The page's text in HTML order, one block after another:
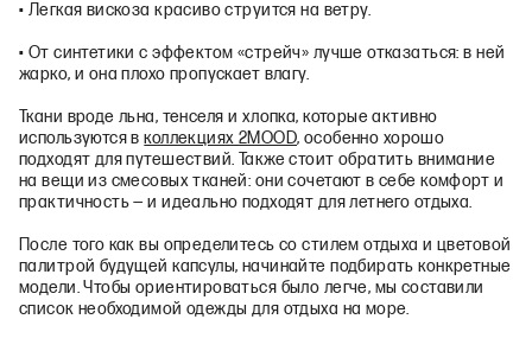
• Легкая вискоза красиво струится на ветру.
• От синтетики с эффектом «стрейч» лучше отказаться: в ней
жарко, и она плохо пропускает влагу.
Ткани вроде льна, тенселя и хлопка, которые активно
используются вколлекциях 2MOOD, особенно хорошо
подходят для путешествий. Также стоит обратить внимание
на вещи из смесовых тканей: они сочетают в себе комфорт и
практичность — и идеально подходят для летнего отдыха.
После того как вы определитесь со стилем отдыха и цветовой
палитрой будущей капсулы, начинайте подбирать конкретные
модели. Чтобы ориентироваться было легче, мы составили
список необходимой одежды для отдыха на море.